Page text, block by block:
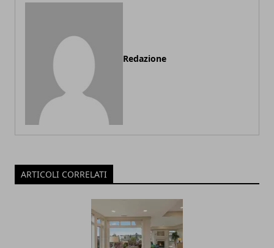
Redazione
ARTICOLI CORRELATI